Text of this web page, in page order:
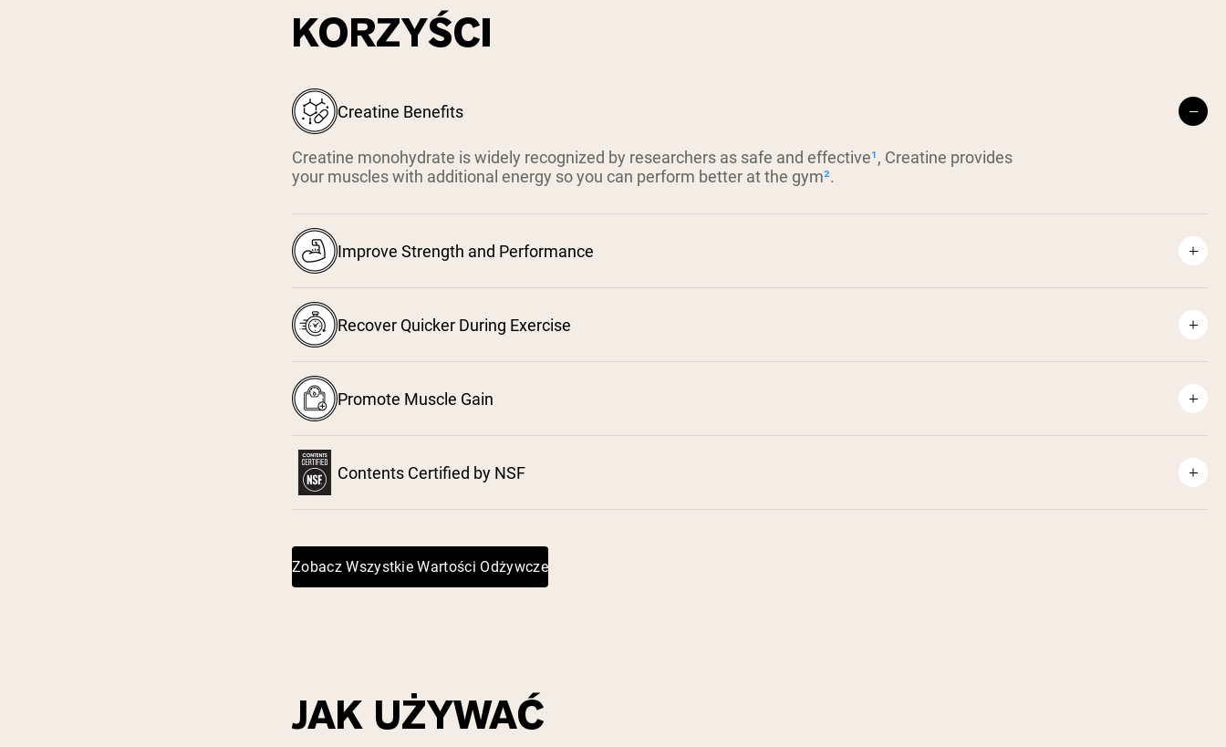
KORZYŚCI
Creatine Benefits
Creatine monohydrate is widely recognized by researchers as safe and effective¹, Creatine provides
your muscles with additional energy so you can perform better at the gym².
Improve Strength and Performance
Recover Quicker During Exercise
⁵
Promote Muscle Gain
⁶
Contents Certified by NSF
Zobacz Wszystkie Wartości Odżywcze
JAK UŻYWAĆ